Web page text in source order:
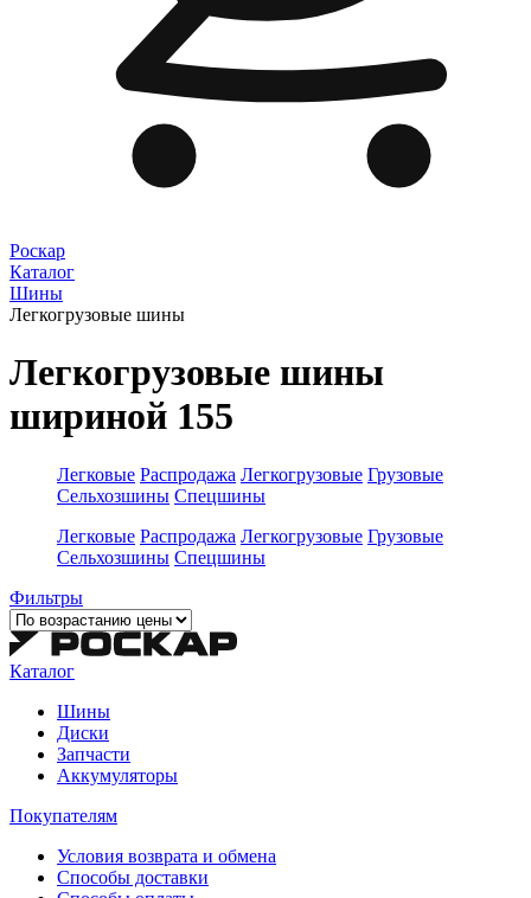
Роскар
Каталог
Шины
Легкогрузовые шины
Легкогрузовые шины
шириной 155
Легковые Распродажа Легкогрузовые Грузовые
Сельхозшины Спецшины
Легковые Распродажа Легкогрузовые Грузовые
Сельхозшины Спецшины
Фильтры
Каталог
Шины
Диски
Запчасти
Аккумуляторы
Покупателям
Условия возврата и обмена
Способы доставки